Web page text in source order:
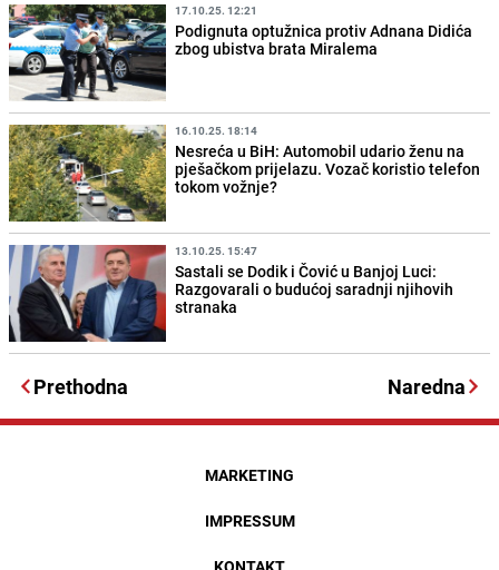
17.10.25. 12:21
Podignuta optužnica protiv Adnana Didića
zbog ubistva brata Miralema
16.10.25. 18:14
Nesreća u BiH: Automobil udario ženu na
pješačkom prijelazu. Vozač koristio telefon
tokom vožnje?
13.10.25. 15:47
Sastali se Dodik i Čović u Banjoj Luci:
Razgovarali o budućoj saradnji njihovih
stranaka
Prethodna Naredna
MARKETING
IMPRESSUM